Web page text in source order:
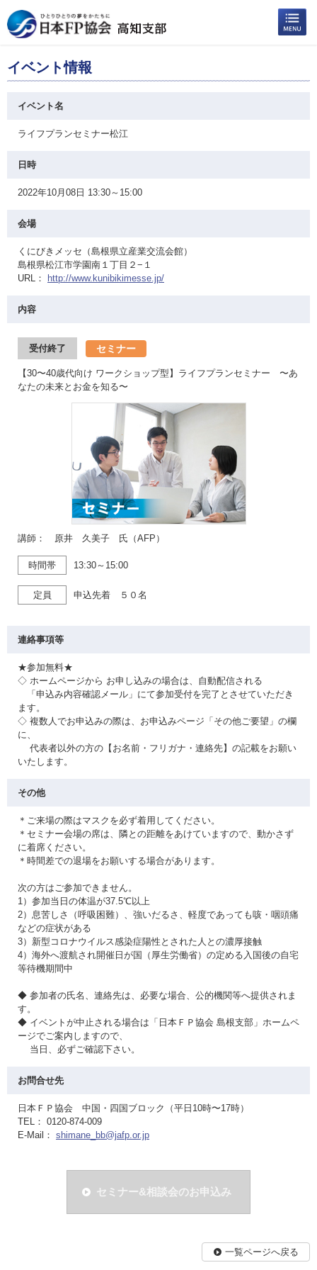
イベント情報
イベント名
ライフプランセミナー松江
日時
2022年10月08日 13:30～15:00
会場
くにびきメッセ（島根県立産業交流会館）
島根県松江市学園南１丁目２−１
URL：
http://www.kunibikimesse.jp/
内容
受付終了 セミナー
【30〜40歳代向け ワークショップ型】ライフプランセミナー 〜あ
なたの未来とお金を知る〜
講師： 原井 久美子 氏（AFP）
時間帯 13:30～15:00
定員 申込先着 ５０名
連絡事項等
★参加無料★
◇ ホームページから お申し込みの場合は、自動配信される
「申込み内容確認メール」にて参加受付を完了とさせていただき
ます。
◇ 複数人でお申込みの際は、お申込みページ「その他ご要望」の欄
に、
代表者以外の方の【お名前・フリガナ・連絡先】の記載をお願い
いたします。
その他
＊ご来場の際はマスクを必ず着用してください。
＊セミナー会場の席は、隣との距離をあけていますので、動かさず
に着席ください。
＊時間差での退場をお願いする場合があります。
次の方はご参加できません。
1）参加当日の体温が37.5℃以上
2）息苦しさ（呼吸困難）、強いだるさ、軽度であっても咳・咽頭痛
などの症状がある
3）新型コロナウイルス感染症陽性とされた人との濃厚接触
4）海外へ渡航され開催日が国（厚生労働省）の定める入国後の自宅
等待機期間中
◆ 参加者の氏名、連絡先は、必要な場合、公的機関等へ提供されま
す。
◆ イベントが中止される場合は「日本ＦＰ協会 島根支部」ホームペ
ージでご案内しますので、
当日、必ずご確認下さい。
お問合せ先
日本ＦＰ協会 中国・四国ブロック（平日10時〜17時）
TEL： 0120-874-009
E-Mail： shimane_bb@jafp.or.jp
セミナー&相談会のお申込み
一覧ページへ戻る